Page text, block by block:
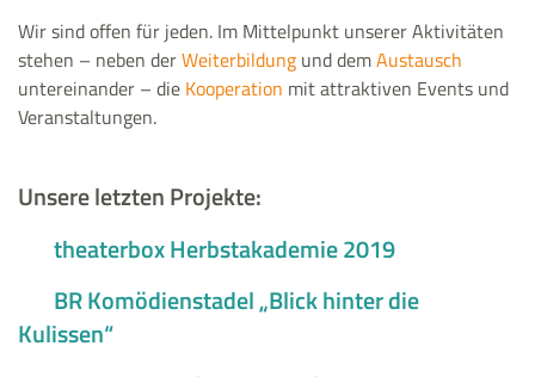
Wir sind offen für jeden. Im Mittelpunkt unserer Aktivitäten
stehen – neben derWeiterbildung und demAustausch
untereinander – die Kooperation mit attraktiven Events und
Veranstaltungen.
Unsere letzten Projekte:
theaterbox Herbstakademie 2019
BR Komödienstadel „Blick hinter die
Kulissen“